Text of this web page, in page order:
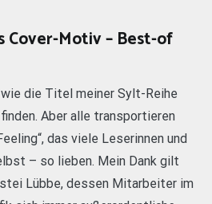
Cover-Motiv – Best-of
die Titel meiner Sylt-Reihe
Aber alle transportieren
das viele Leserinnen und
– so lieben. Mein Dank gilt
Lübbe, dessen Mitarbeiter im